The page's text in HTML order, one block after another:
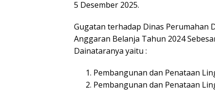
5 Desember 2025.
Gugatan terhadap Dinas Perumahan
Anggaran Belanja Tahun 2024
Dainataranya yaitu :
Pembangunan dan Penataan
Pembangunan dan Penataan